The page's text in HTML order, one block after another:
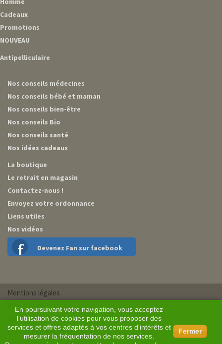
Cadeaux
Promotions
NOUVEAU
Antipelliculaire
Nos conseils médecines
Nos conseils bébé et maman
Nos conseils bien-être
Nos conseils Bio
Nos conseils santé
Nos idées cadeaux
La boutique
Le retrait en magasin
Contactez-nous !
Envoyez votre ordonnance
Liens utiles
Nos vidéos
Devenez Fan sur facebook
En poursuivant votre navigation, vous acceptez
l'utilisation de cookies pour vous proposer des
services et offres adaptés à vos centres d'intérêts et
mesurer la fréquentation de nos services.
Fermer
Mentions légales
Plan du site
Conditions générales de vente
Conception BM Services